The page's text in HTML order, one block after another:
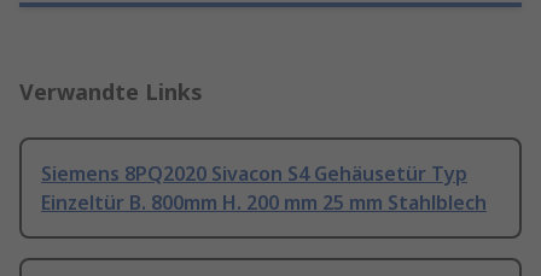
Verwandte Links
Siemens 8PQ2020 Sivacon S4 Gehäusetür Typ
Einzeltür B. 800mm H. 200 mm 25 mm Stahlblech